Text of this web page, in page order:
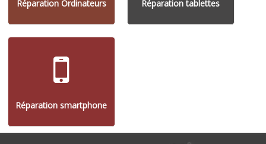
Réparation Ordinateurs Réparation tablettes
Réparation smartphone